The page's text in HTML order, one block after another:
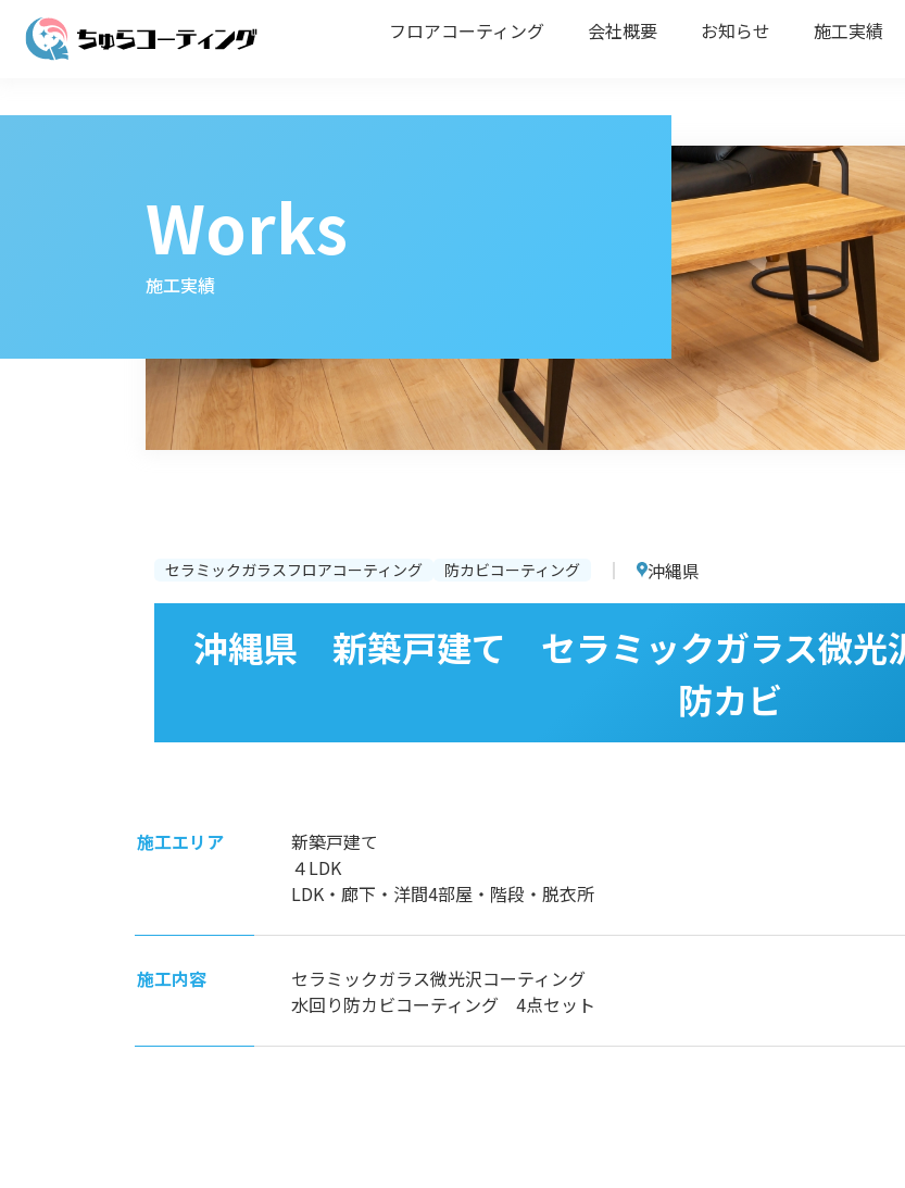
フロアコーティング 会社概要 お知らせ 施工実績
Works
施工実績
セラミックガラスフロアコーティング 防カビコーティング 沖縄県
沖縄県 新築戸建て セラミックガラス微光
防カビ
施工エリア
新築戸建て
４LDK
LDK・廊下・洋間4部屋・階段・脱衣所
施工内容
セラミックガラス微光沢コーティング
水回り防カビコーティング 4点セット